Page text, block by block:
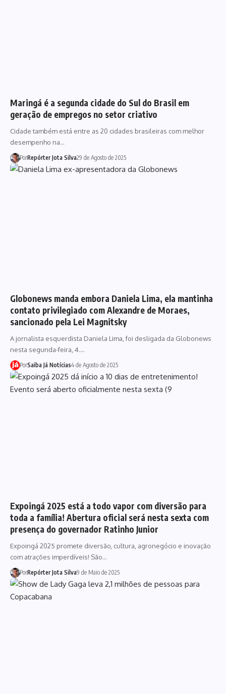
Maringá é a segunda cidade do Sul do Brasil em
geração de empregos no setor criativo
Cidade também está entre as 20 cidades brasileiras com melhor
desempenho na…
PorRepórter Jota Silva29 de Agosto de 2025
Globonews manda embora Daniela Lima, ela mantinha
contato privilegiado com Alexandre de Moraes,
sancionado pela Lei Magnitsky
A jornalista esquerdista Daniela Lima, foi desligada da Globonews
nesta segunda-feira, 4.…
PorSaiba Já Notícias4 de Agosto de 2025
Expoingá 2025 está a todo vapor com diversão para
toda a família! Abertura oficial será nesta sexta com
presença do governador Ratinho Junior
Expoingá 2025 promete diversão, cultura, agronegócio e inovação
com atrações imperdíveis! São…
PorRepórter Jota Silva9 de Maio de 2025